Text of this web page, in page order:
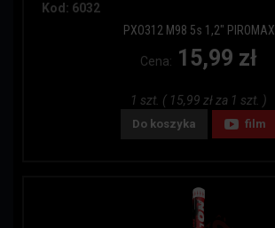
Kod: 6032
PXO312 M98 5s 1,2" PIROMAX
Cena: 15,99 zł
1 szt. ( 15,99 zł za 1 szt. )
Do koszyka film